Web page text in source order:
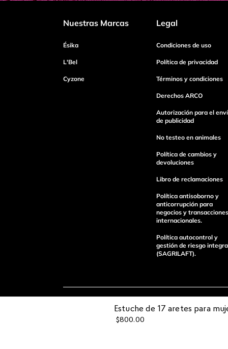
Estuche de 17 aretes para
$800.00
Tu nombre
Dirección de email
enviar comentario
Nuestras Marcas
Ésika
L'Bel
Cyzone
Legal
Condiciones de uso
Política de privacidad
Términos y condiciones
Derechos ARCO
Autorización para el
de publicidad
No testeo en animales
Política de cambios y
devoluciones
Libro de reclamaciones
Política antisoborno y
anticorrupción para
negocios y transacciones
internacionales.
Política autocontrol y
gestión de riesgo
(SAGRILAFT).
Pagos 100%
Entregas a
el país